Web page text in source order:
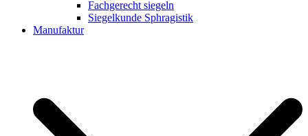
Fachgerecht siegeln
Siegelkunde Sphragistik
Manufaktur